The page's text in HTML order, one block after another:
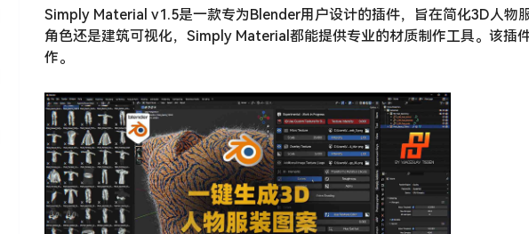
Simply Material v1.5是一款专为Blender用户设计的插件，旨在简化3D人物
角色还是建筑可视化，Simply Material都能提供专业的材质制作工具。该插
作。